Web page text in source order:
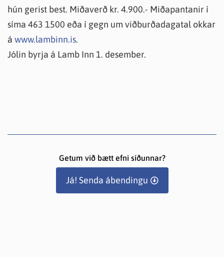
hún gerist best. Miðaverð kr. 4.900.- Miðapantanir í
síma 463 1500 eða í gegn um viðburðadagatal okkar
á www.lambinn.is.
Jólin byrja á Lamb Inn 1. desember.
Getum við bætt efni síðunnar?
Já! Senda ábendingu